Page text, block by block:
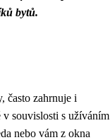
bytů.
často zahrnuje i
v souvislosti s užíváním
nebo vám z okna